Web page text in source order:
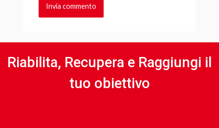
Riabilita, Recupera e Raggiungi il
tuo obiettivo